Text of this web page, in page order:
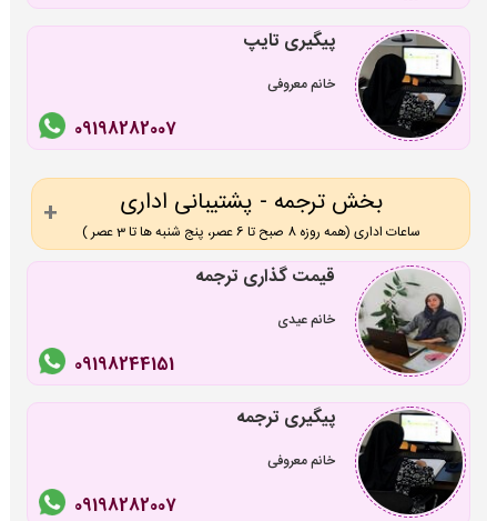
پیگیری تایپ
خانم معروفی
09198282007
بخش ترجمه - پشتیبانی اداری
ساعات اداری (همه روزه 8 صبح تا 6 عصر، پنج شنبه ها تا 3 عصر )
قیمت گذاری ترجمه
خانم عیدی
09198244151
پیگیری ترجمه
خانم معروفی
09198282007